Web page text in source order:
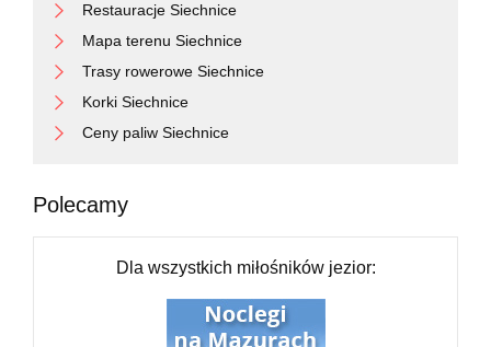
Restauracje Siechnice
Mapa terenu Siechnice
Trasy rowerowe Siechnice
Korki Siechnice
Ceny paliw Siechnice
Polecamy
Dla wszystkich miłośników jezior: